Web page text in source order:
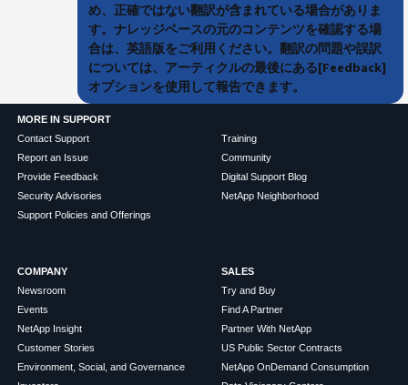
め、正確ではない翻訳が含まれている場合がありま
す。ナレッジベースの元のコンテンツを確認する場
合は、英語版をご利用ください。翻訳の問題や誤訳
については、アーティクルの最後にある[Feedback]
オプションを使用して報告できます。
MORE IN SUPPORT
Contact Support
Report an Issue
Provide Feedback
Security Advisories
Support Policies and Offerings
Training
Community
Digital Support Blog
NetApp Neighborhood
COMPANY
Newsroom
Events
NetApp Insight
Customer Stories
Environment, Social, and Governance
SALES
Try and Buy
Find A Partner
Partner With NetApp
US Public Sector Contracts
NetApp OnDemand Consumption